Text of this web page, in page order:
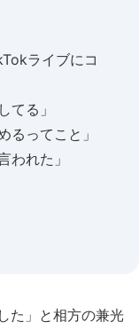
ライブにコ
てる」
るってこと」
われた」
た」と相方の兼光